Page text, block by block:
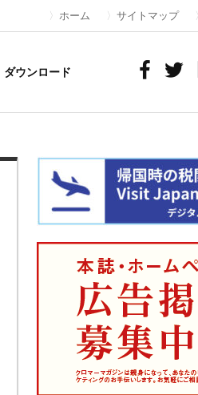
ホーム サイトマップ
ダウンロード